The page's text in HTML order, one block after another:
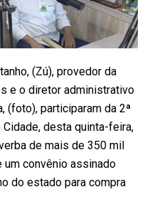
(Zú), provedor da
e o diretor administrativo
(foto), participaram da 2ª
desta quinta-feira,
de mais de 350 mil
convênio assinado
do estado para compra